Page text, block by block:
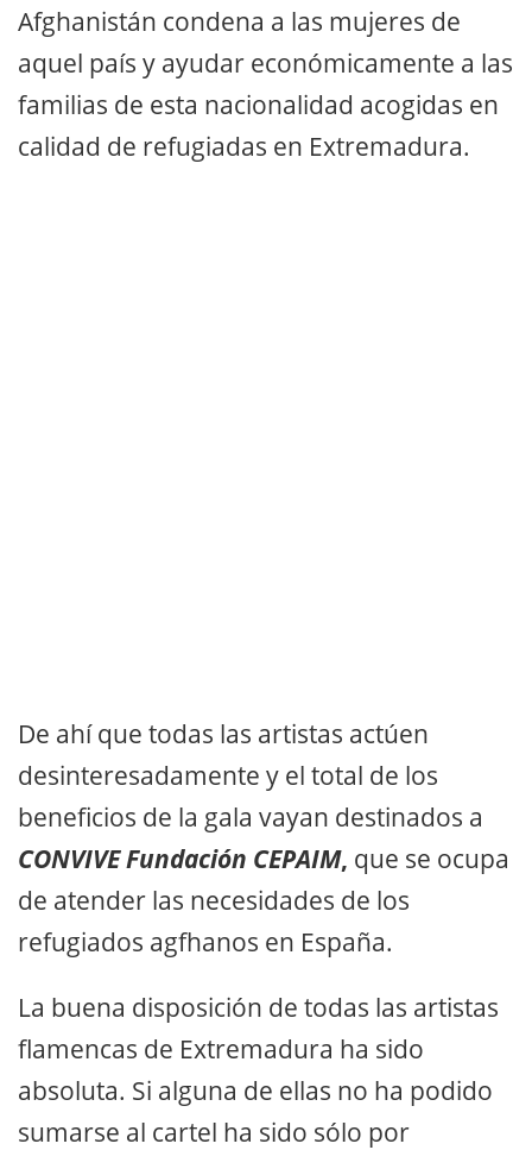
Afghanistán condena a las mujeres de
aquel país y ayudar económicamente a las
familias de esta nacionalidad acogidas en
calidad de refugiadas en Extremadura.
De ahí que todas las artistas actúen
desinteresadamente y el total de los
beneficios de la gala vayan destinados a
CONVIVE Fundación CEPAIM, que se ocupa
de atender las necesidades de los
refugiados agfhanos en España.
La buena disposición de todas las artistas
flamencas de Extremadura ha sido
absoluta. Si alguna de ellas no ha podido
sumarse al cartel ha sido sólo por